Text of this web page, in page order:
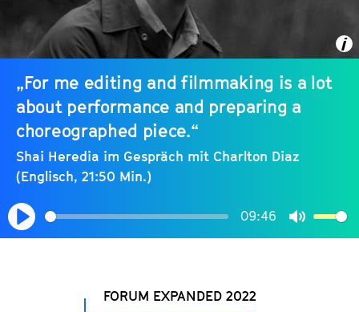
„For me editing and filmmaking is a lot
about performance and preparing a
choreographed piece.“
Shai Heredia im Gespräch mit Charlton Diaz
(Englisch, 21:50 Min.)
Play
09:46
Mute
FORUM EXPANDED 2022